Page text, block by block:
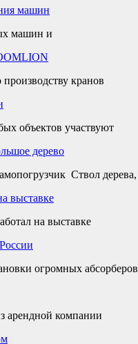
машин
машин и
кранов
объектов участвуют
дерево
Ствол дерева,
выставке
на выставке
огромных абсорберов
арендной компании